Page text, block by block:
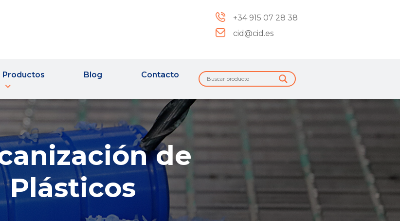
+34 915 07 28 38
cid@cid.es
Productos Blog Contacto
de
Plásticos